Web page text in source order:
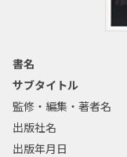
書名
サブタイトル
監修・編集・著者名
出版社名
出版年月日